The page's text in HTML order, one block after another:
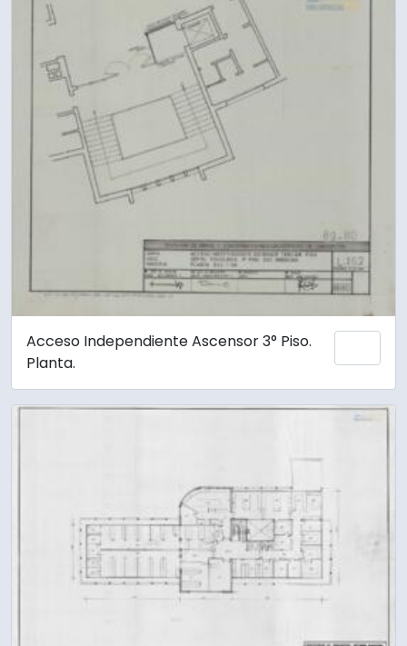
Acceso Independiente Ascensor 3° Piso.
Planta.